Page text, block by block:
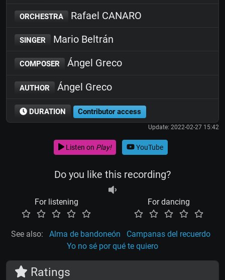
ORCHESTRA Rafael CANARO
SINGER Mario Beltrán
COMPOSER Ángel Greco
AUTHOR Ángel Greco
DURATION Contributor access
Update: 2022-02-27 15:42
Listen on Play! YouTube
Do you like this recording?
For listening For dancing
See also: Alma de bandoneón
Campanas del recuerdo
Yo no sé por qué te quiero
Ratings